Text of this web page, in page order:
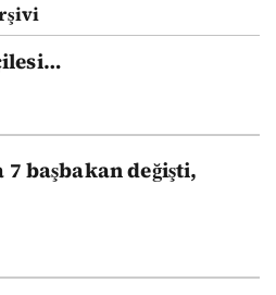
7 başbakan değişti,